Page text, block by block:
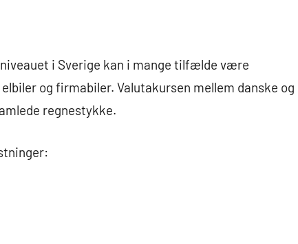
i Sverige kan i mange tilfælde være
og firmabiler. Valutakursen mellem danske og
regnestykke.